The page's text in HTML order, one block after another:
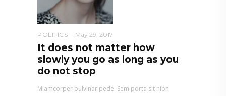
POLITICS May 29, 2017
It does not matter how
slowly you go as long as you
do not stop
Mlamcorper pulvinar pede. Sem porta sit nibh